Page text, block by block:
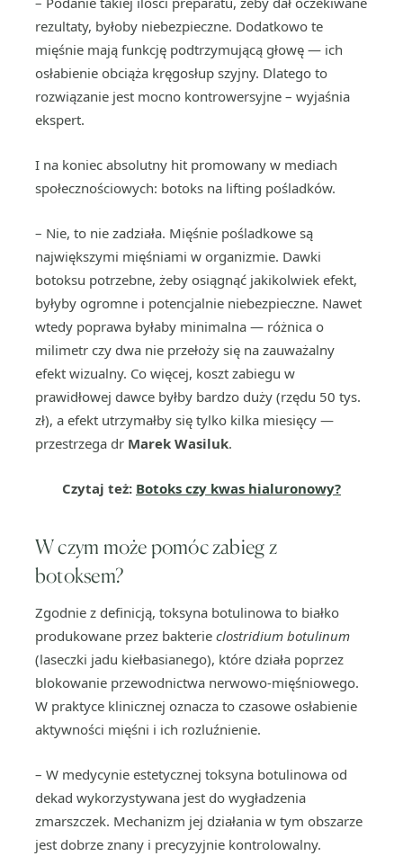
rezultaty, byłoby niebezpieczne. Dodatkowo te
mięśnie mają funkcję podtrzymującą głowę — ich
osłabienie obciąża kręgosłup szyjny. Dlatego to
rozwiązanie jest mocno kontrowersyjne – wyjaśnia
ekspert.
I na koniec absolutny hit promowany w mediach
społecznościowych: botoks na lifting pośladków.
– Nie, to nie zadziała. Mięśnie pośladkowe są
największymi mięśniami w organizmie. Dawki
botoksu potrzebne, żeby osiągnąć jakikolwiek efekt,
byłyby ogromne i potencjalnie niebezpieczne. Nawet
wtedy poprawa byłaby minimalna — różnica o
milimetr czy dwa nie przełoży się na zauważalny
efekt wizualny. Co więcej, koszt zabiegu w
prawidłowej dawce byłby bardzo duży (rzędu 50 tys.
zł), a efekt utrzymałby się tylko kilka miesięcy —
przestrzega dr Marek Wasiluk.
Czytaj też: Botoks czy kwas hialuronowy?
W czym może pomóc zabieg z
botoksem?
Zgodnie z definicją, toksyna botulinowa to białko
produkowane przez bakterie clostridium botulinum
(laseczki jadu kiełbasianego), które działa poprzez
blokowanie przewodnictwa nerwowo-mięśniowego.
W praktyce klinicznej oznacza to czasowe osłabienie
aktywności mięśni i ich rozluźnienie.
– W medycynie estetycznej toksyna botulinowa od
dekad wykorzystywana jest do wygładzenia
zmarszczek. Mechanizm jej działania w tym obszarze
jest dobrze znany i precyzyjnie kontrolowalny.